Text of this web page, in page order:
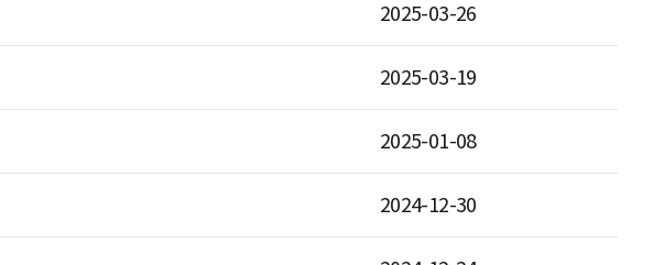
2025-03-26
2025-03-19
2025-01-08
2024-12-30